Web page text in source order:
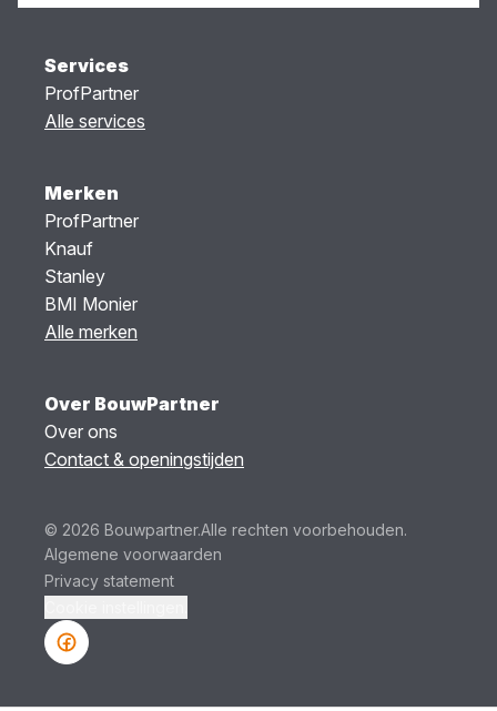
Services
ProfPartner
Alle services
Merken
ProfPartner
Knauf
Stanley
BMI Monier
Alle merken
Over BouwPartner
Over ons
Contact & openingstijden
© 2026 Bouwpartner.Alle rechten voorbehouden.
Algemene voorwaarden
Privacy statement